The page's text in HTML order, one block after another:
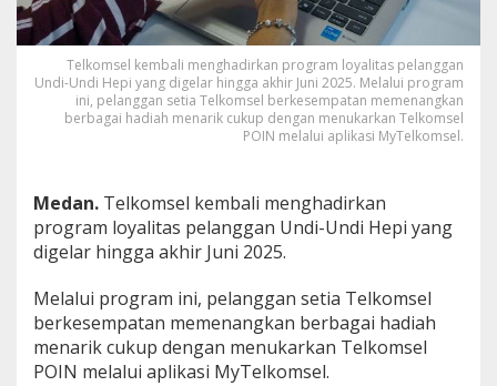
a
m
U
n
d
i
i
H
e
i
H
n
g
Telkomsel kembali menghadirkan program loyalitas pelanggan
Undi-Undi Hepi yang digelar hingga akhir Juni 2025. Melalui program
ini, pelanggan setia Telkomsel berkesempatan memenangkan
berbagai hadiah menarik cukup dengan menukarkan Telkomsel
POIN melalui aplikasi MyTelkomsel.
Medan. Telkomsel kembali menghadirkan
program loyalitas pelanggan Undi-Undi Hepi yang
digelar hingga akhir Juni 2025.
Melalui program ini, pelanggan setia Telkomsel
berkesempatan memenangkan berbagai hadiah
menarik cukup dengan menukarkan Telkomsel
POIN melalui aplikasi MyTelkomsel.